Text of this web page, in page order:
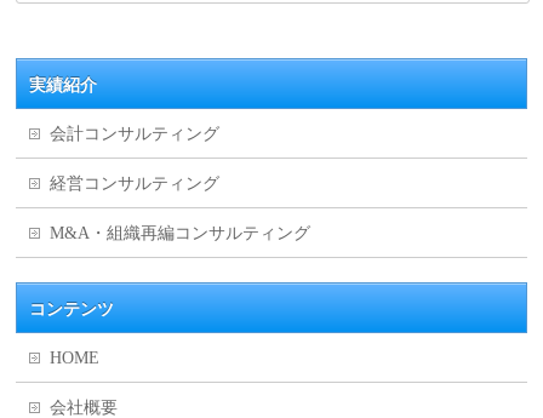
実績紹介
会計コンサルティング
経営コンサルティング
M&A・組織再編コンサルティング
コンテンツ
HOME
会社概要